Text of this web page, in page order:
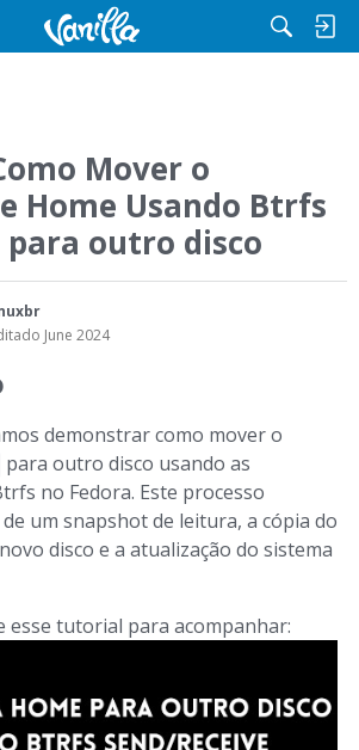
Mover o
Home Usando Btrfs
para outro disco
June 2024
demonstrar como mover o
para outro disco usando as
no Fedora. Este processo
um snapshot de leitura, a cópia do
disco e a atualização do sistema
esse tutorial para acompanhar: